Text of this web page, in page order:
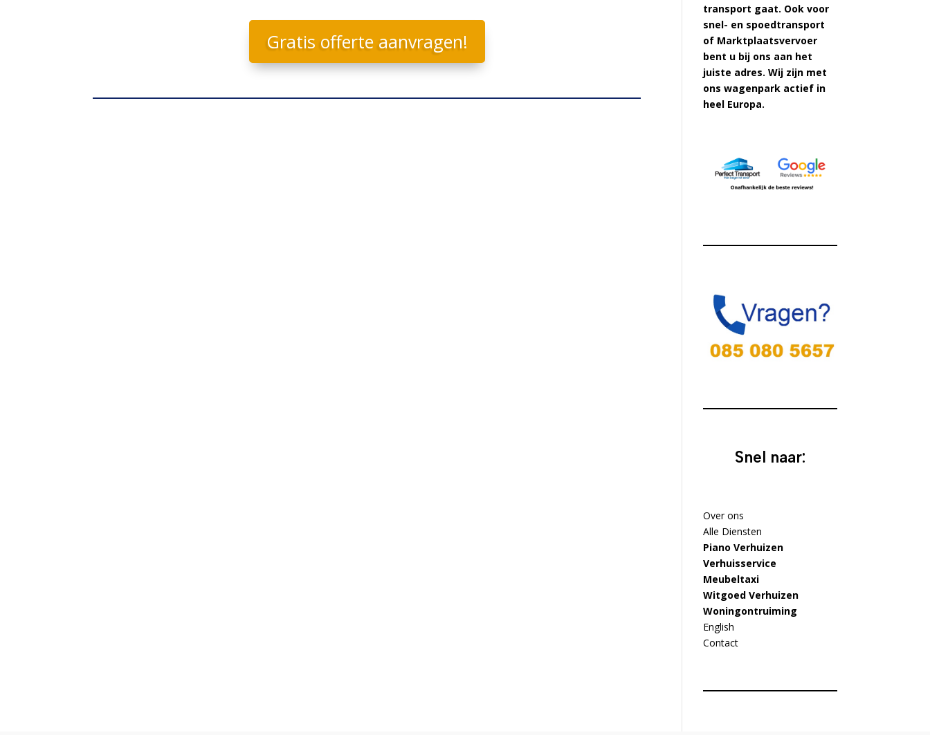
Gratis offerte aanvragen!
transport gaat. Ook voor
snel- en spoedtransport
of Marktplaatsvervoer
bent u bij ons aan het
juiste adres. Wij zijn met
ons wagenpark actief in
heel Europa.
Snel naar:
Over ons
Alle Diensten
Piano Verhuizen
Verhuisservice
Meubeltaxi
Witgoed Verhuizen
Woningontruiming
English
Contact